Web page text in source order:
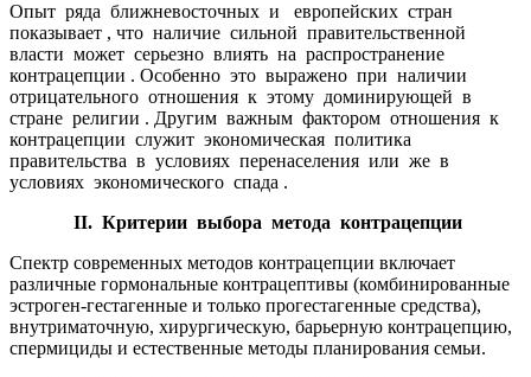
Опыт ряда ближневосточных и европейских стран
показывает , что наличие сильной правительственной
власти может серьезно влиять на распространение
контрацепции . Особенно это выражено при наличии
отрицательного отношения к этому доминирующей в
стране религии . Другим важным фактором отношения к
контрацепции служит экономическая политика
правительства в условиях перенаселения или же в
условиях экономического спада .
II. Критерии выбора метода контрацепции
Спектр современных методов контрацепции включает
различные гормональные контрацептивы (комбинированные
эстроген-гестагенные и только прогестагенные средства),
внутриматочную, хирургическую, барьерную контрацепцию,
спермициды и естественные методы плани­рования семьи.